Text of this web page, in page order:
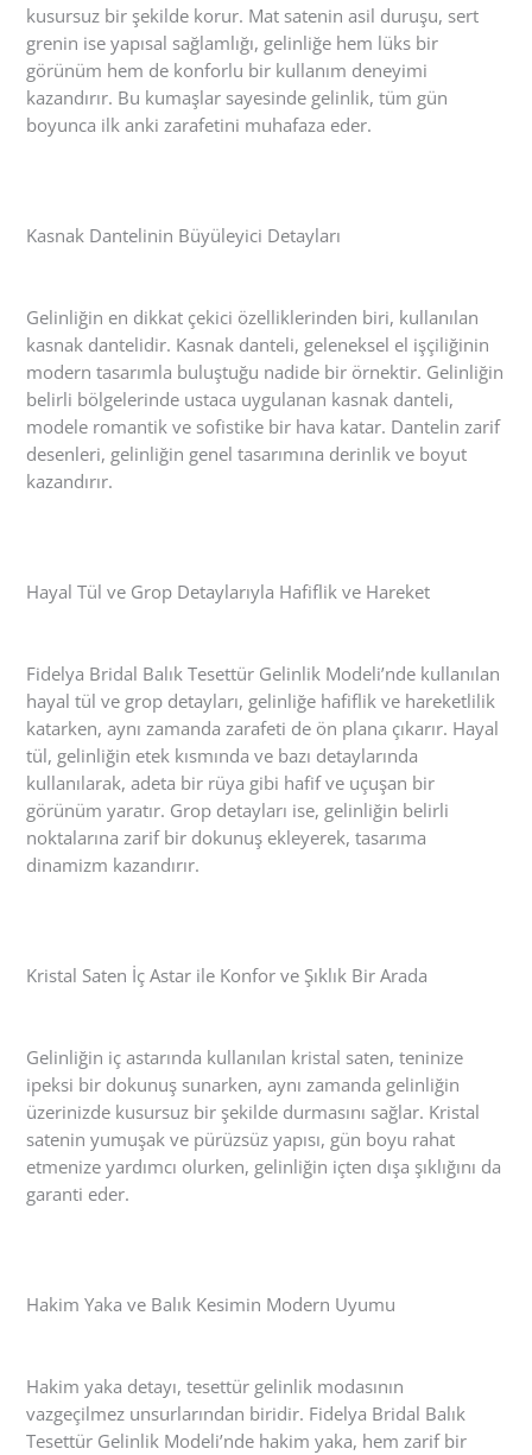
kusursuz bir şekilde korur. Mat satenin asil duruşu, sert
grenin ise yapısal sağlamlığı, gelinliğe hem lüks bir
görünüm hem de konforlu bir kullanım deneyimi
kazandırır. Bu kumaşlar sayesinde gelinlik, tüm gün
boyunca ilk anki zarafetini muhafaza eder.
Kasnak Dantelinin Büyüleyici Detayları
Gelinliğin en dikkat çekici özelliklerinden biri, kullanılan
kasnak dantelidir. Kasnak danteli, geleneksel el işçiliğinin
modern tasarımla buluştuğu nadide bir örnektir. Gelinliğin
belirli bölgelerinde ustaca uygulanan kasnak danteli,
modele romantik ve sofistike bir hava katar. Dantelin zarif
desenleri, gelinliğin genel tasarımına derinlik ve boyut
kazandırır.
Hayal Tül ve Grop Detaylarıyla Hafiflik ve Hareket
Fidelya Bridal Balık Tesettür Gelinlik Modeli’nde kullanılan
hayal tül ve grop detayları, gelinliğe hafiflik ve hareketlilik
katarken, aynı zamanda zarafeti de ön plana çıkarır. Hayal
tül, gelinliğin etek kısmında ve bazı detaylarında
kullanılarak, adeta bir rüya gibi hafif ve uçuşan bir
görünüm yaratır. Grop detayları ise, gelinliğin belirli
noktalarına zarif bir dokunuş ekleyerek, tasarıma
dinamizm kazandırır.
Kristal Saten İç Astar ile Konfor ve Şıklık Bir Arada
Gelinliğin iç astarında kullanılan kristal saten, teninize
ipeksi bir dokunuş sunarken, aynı zamanda gelinliğin
üzerinizde kusursuz bir şekilde durmasını sağlar. Kristal
satenin yumuşak ve pürüzsüz yapısı, gün boyu rahat
etmenize yardımcı olurken, gelinliğin içten dışa şıklığını da
garanti eder.
Hakim Yaka ve Balık Kesimin Modern Uyumu
Hakim yaka detayı, tesettür gelinlik modasının
vazgeçilmez unsurlarından biridir. Fidelya Bridal Balık
Tesettür Gelinlik Modeli’nde hakim yaka, hem zarif bir